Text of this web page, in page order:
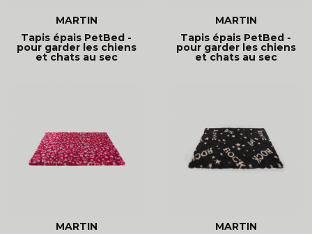
MARTIN
Tapis épais PetBed -
pour garder les chiens
et chats au sec
MARTIN
Tapis épais PetBed -
pour garder les chiens
et chats au sec
MARTIN
MARTIN